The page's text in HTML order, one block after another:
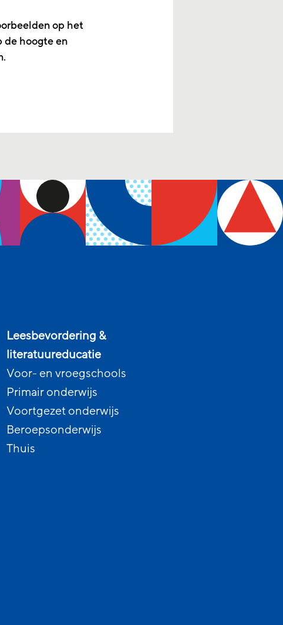
op het
de hoogte en
Leesbevordering &
literatuureducatie
Voor- en vroegschools
Primair onderwijs
Voortgezet onderwijs
Beroepsonderwijs
Thuis